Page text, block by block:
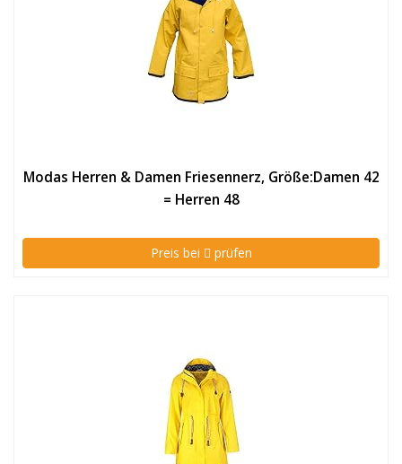
Modas Herren & Damen Friesennerz, Größe:Damen 42
= Herren 48
Preis bei prüfen